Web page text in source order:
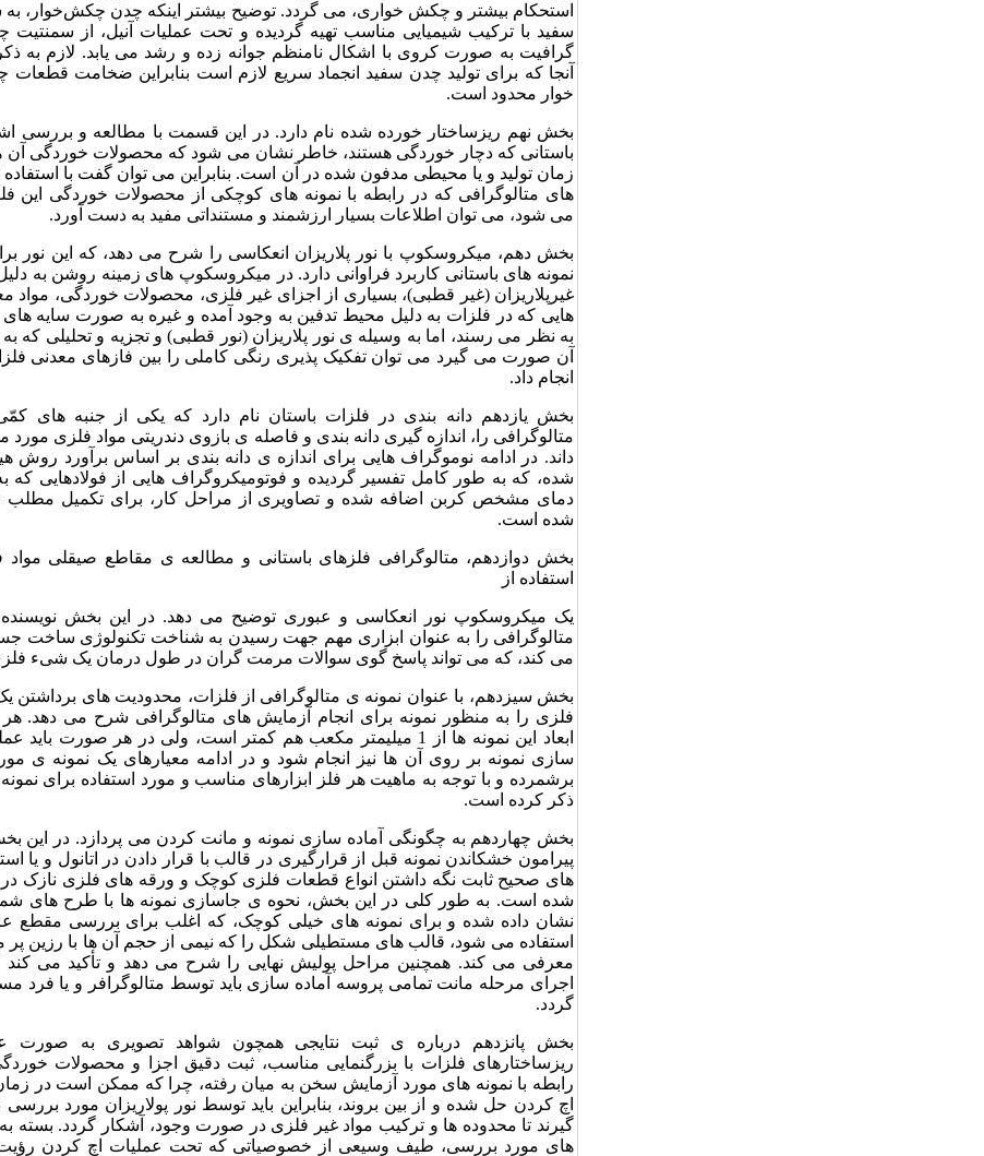
استحکام بیشتر و چکش خواری، می گردد. توضیح بیشتر اینکه چدن چکش‌خوار،
سفید با ترکیب شیمیایی مناسب تهیه گردیده و تحت عملیات آنیل، از سمنتیت
گرافیت به صورت کروی با اشکال نامنظم جوانه زده و رشد می ‌یابد. لازم به
آنجا که برای تولید چدن سفید انجماد سریع لازم است بنابراین ضخامت
خوار محدود است.
بخش نهم ریزساختار خورده شده نام دارد. در این قسمت با مطالعه و بررسی
باستانی که دچار خوردگی هستند، خاطر نشان می شود که محصولات خوردگی آن
زمان تولید و یا محیطی مدفون شده در آن است. بنابراین می توان گفت با استفاده
های متالوگرافی که در رابطه با نمونه های کوچکی از محصولات خوردگی این
می شود، می توان اطلاعات بسیار ارزشمند و مستنداتی مفید به دست آورد.
بخش دهم، میکروسکوپ با نور پلاریزان انعکاسی را شرح می دهد، که این نور
نمونه های باستانی کاربرد فراوانی دارد. در میکروسکوپ های زمینه روشن به
غیرپلاریزان (غیر قطبی)، بسیاری از اجزای غیر فلزی، محصولات خوردگی، مواد
هایی که در فلزات به دلیل محیط تدفین به وجود آمده و غیره به صورت سایه
به نظر می رسند، اما به وسیله ی نور پلاریزان (نور قطبی) و تجزیه و تحلیلی که
آن صورت می گیرد می توان تفکیک پذیری رنگی کاملی را بین فازهای معدنی
انجام داد.
بخش یازدهم دانه بندی در فلزات باستان نام دارد که یکی از جنبه های
متالوگرافی را، اندازه گیری دانه بندی و فاصله ی بازوی دندریتی مواد فلزی
داند. در ادامه نوموگراف هایی برای اندازه ی دانه بندی بر اساس برآورد روش
شده، که به طور کامل تفسیر گردیده و فوتومیکروگراف هایی از فولادهایی که
دمای مشخص کربن اضافه شده و تصاویری از مراحل کار، برای تکمیل مطلب
شده است.
بخش دوازدهم، متالوگرافی فلزهای باستانی و مطالعه ی مقاطع صیقلی مواد
استفاده از
یک میکروسکوپ نور انعکاسی و عبوری توضیح می دهد. در این بخش
متالوگرافی را به عنوان ابزاری مهم جهت رسیدن به شناخت تکنولوژی ساخت
می کند، که می تواند پاسخ گوی سوالات مرمت گران در طول درمان یک شیء
بخش سیزدهم، با عنوان نمونه ی متالوگرافی از فلزات، محدودیت های برداشتن
فلزی را به منظور نمونه برای انجام آزمایش های متالوگرافی شرح می دهد.
ابعاد این نمونه ها از 1 میلیمتر مکعب هم کمتر است، ولی در هر صورت باید
سازی نمونه بر روی آن ها نیز انجام شود و در ادامه معیارهای یک نمونه ی
برشمرده و با توجه به ماهیت هر فلز ابزارهای مناسب و مورد استفاده برای نمونه
ذکر کرده است.
بخش چهاردهم به چگونگی آماده سازی نمونه و مانت کردن می پردازد. در این
پیرامون خشکاندن نمونه قبل از قرارگیری در قالب با قرار دادن در اتانول و یا
های صحیح ثابت نگه داشتن انواع قطعات فلزی کوچک و ورقه های فلزی نازک در
شده است. به طور کلی در این بخش، نحوه ی جاسازی نمونه ها با طرح های
نشان داده شده و برای نمونه های خیلی کوچک، که اغلب برای بررسی مقطع
استفاده می شود، قالب های مستطیلی شکل را که نیمی از حجم آن ها با رزین پر
معرفی می کند. همچنین مراحل پولیش نهایی را شرح می دهد و تأکید می کند
اجرای مرحله مانت تمامی پروسه آماده سازی باید توسط متالوگرافر و یا فرد
گردد.
بخش پانزدهم درباره ی ثبت نتایجی همچون شواهد تصویری به صورت
ریزساختارهای فلزات با بزرگنمایی مناسب، ثبت دقیق اجزا و محصولات
رابطه با نمونه های مورد آزمایش سخن به میان رفته، چرا که ممکن است در
اچ کردن حل شده و از بین بروند، بنابراین باید توسط نور پولاریزان مورد بررسی
گیرند تا محدوده ها و ترکیب مواد غیر فلزی در صورت وجود، آشکار گردد. بسته به
های مورد بررسی، طیف وسیعی از خصوصیاتی که تحت عملیات اچ کردن